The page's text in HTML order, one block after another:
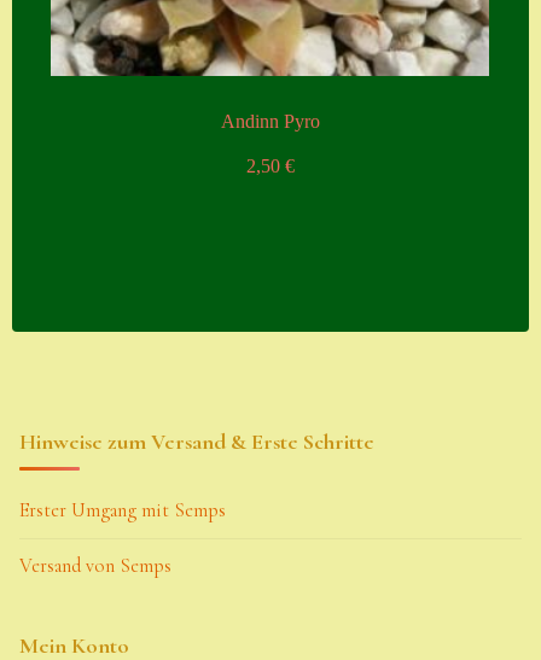
Andinn Pyro
2,50 €
Hinweise zum Versand & Erste Schritte
Erster Umgang mit Semps
Versand von Semps
Mein Konto